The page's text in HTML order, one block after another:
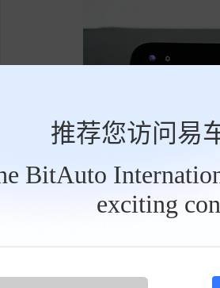
推荐您访问易
BitAuto
exciting